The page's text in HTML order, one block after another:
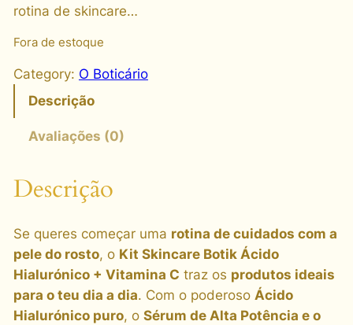
rotina de skincare…
Fora de estoque
Category: O Boticário
Descrição
Avaliações (0)
Descrição
Se queres começar uma rotina de cuidados com a
pele do rosto, o Kit Skincare Botik Ácido
Hialurónico + Vitamina C traz os produtos ideais
para o teu dia a dia. Com o poderoso Ácido
Hialurónico puro, o Sérum de Alta Potência e o